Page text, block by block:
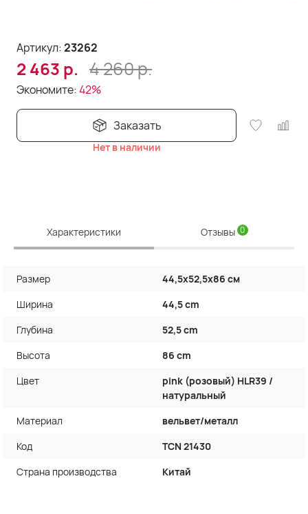
Артикул:23262
2 463 р. 4 260р.
Экономите:42%
Заказать
Нет в наличии
Характеристики Отзывы 0
Размер
44,5х52,5х86 см
Ширина
44,5 cm
Глубина
52,5 cm
Высота
86 cm
Цвет
pink (розовый) HLR39 /
натуральный
Материал
вельвет/металл
Код
TCN 21430
Страна производства
Китай